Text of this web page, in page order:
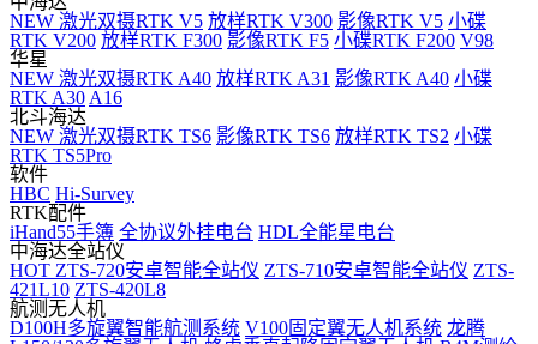
NEW 激光双摄RTK V5 放样RTK V300 影像RTK V5 小碟
RTK V200 放样RTK F300 影像RTK F5 小碟RTK F200 V98
华星
NEW 激光双摄RTK A40 放样RTK A31 影像RTK A40 小碟
RTK A30 A16
北斗海达
NEW 激光双摄RTK TS6 影像RTK TS6 放样RTK TS2 小碟
RTK TS5Pro
软件
HBC Hi-Survey
RTK配件
iHand55手簿 全协议外挂电台 HDL全能星电台
中海达全站仪
HOT ZTS-720安卓智能全站仪 ZTS-710安卓智能全站仪 ZTS-
421L10 ZTS-420L8
航测无人机
D100H多旋翼智能航测系统 V100固定翼无人机系统 龙腾